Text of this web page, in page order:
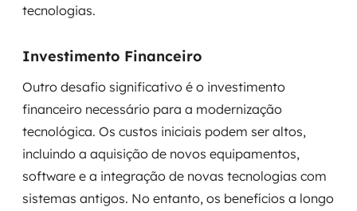
tecnologias.
Investimento Financeiro
Outro desafio significativo é o investimento
financeiro necessário para a modernização
tecnológica. Os custos iniciais podem ser altos,
incluindo a aquisição de novos equipamentos,
software e a integração de novas tecnologias com
sistemas antigos. No entanto, os benefícios a longo